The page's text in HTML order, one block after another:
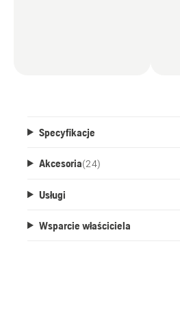
Specyfikacje
Akcesoria(24)
Usługi
Wsparcie właściciela